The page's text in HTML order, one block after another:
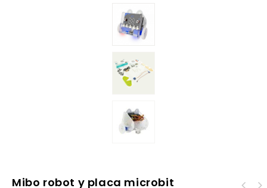
Mibo robot y placa microbit